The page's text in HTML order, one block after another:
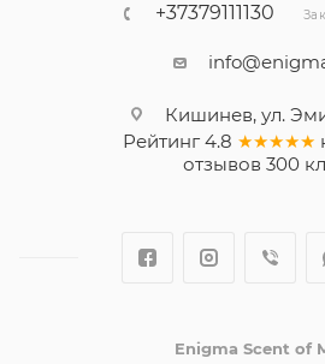
+37379111130
Кишинев, ул.
Рейтинг 4.8 ★★★★★
отзывов 300
Enigma Scent of